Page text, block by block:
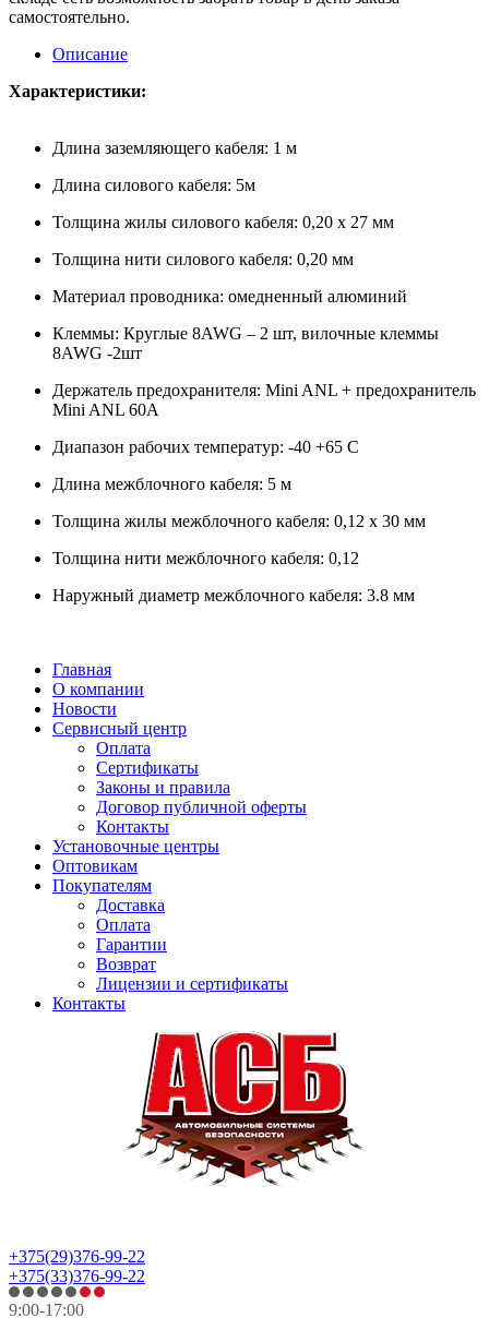
самостоятельно.
Описание
Характеристики:
Длина заземляющего кабеля: 1 м
Длина силового кабеля: 5м
Толщина жилы силового кабеля: 0,20 х 27 мм
Толщина нити силового кабеля: 0,20 мм
Материал проводника: омедненный алюминий
Клеммы: Круглые 8AWG – 2 шт, вилочные клеммы
8AWG -2шт
Держатель предохранителя: Mini ANL + предохранитель
Mini ANL 60А
Диапазон рабочих температур: -40 +65 С
Длина межблочного кабеля: 5 м
Толщина жилы межблочного кабеля: 0,12 х 30 мм
Толщина нити межблочного кабеля: 0,12
Наружный диаметр межблочного кабеля: 3.8 мм
Главная
О компании
Новости
Сервисный центр
Оплата
Сертификаты
Законы и правила
Договор публичной оферты
Контакты
Установочные центры
Оптовикам
Покупателям
Доставка
Оплата
Гарантии
Возврат
Лицензии и сертификаты
Контакты
+375(29)376-99-22
+375(33)376-99-22
9:00-17:00